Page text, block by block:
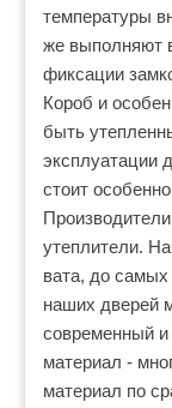
температуры
же выполняют
фиксации
Короб и
быть
эксплуатации
стоит
утеплители.
вата, до
наших дверей
современный
материал -
материал по